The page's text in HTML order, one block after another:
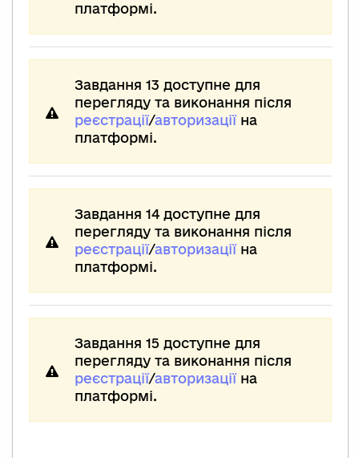
платформі.
Завдання 13 доступне для
перегляду та виконання після
реєстрації/авторизаціїна
платформі.
Завдання 14 доступне для
перегляду та виконання після
реєстрації/авторизаціїна
платформі.
Завдання 15 доступне для
перегляду та виконання після
реєстрації/авторизаціїна
платформі.